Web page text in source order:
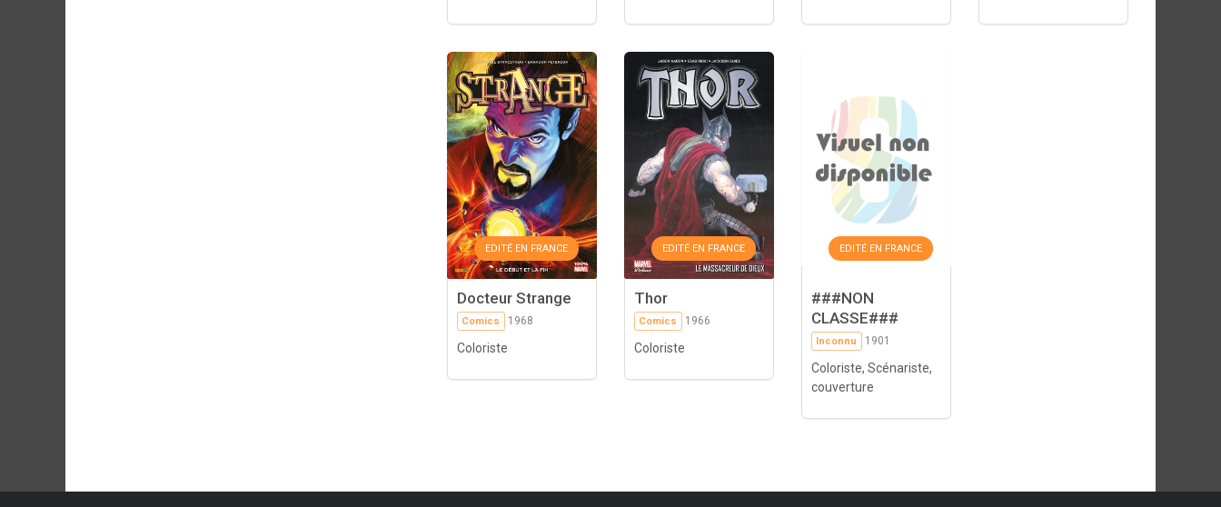
EDITÉ EN FRANCE
Docteur Strange
Comics 1968
Coloriste
EDITÉ EN FRANCE
Thor
Comics 1966
Coloriste
EDITÉ EN FRANCE
###NON
CLASSE###
Inconnu 1901
Coloriste, Scénariste,
couverture